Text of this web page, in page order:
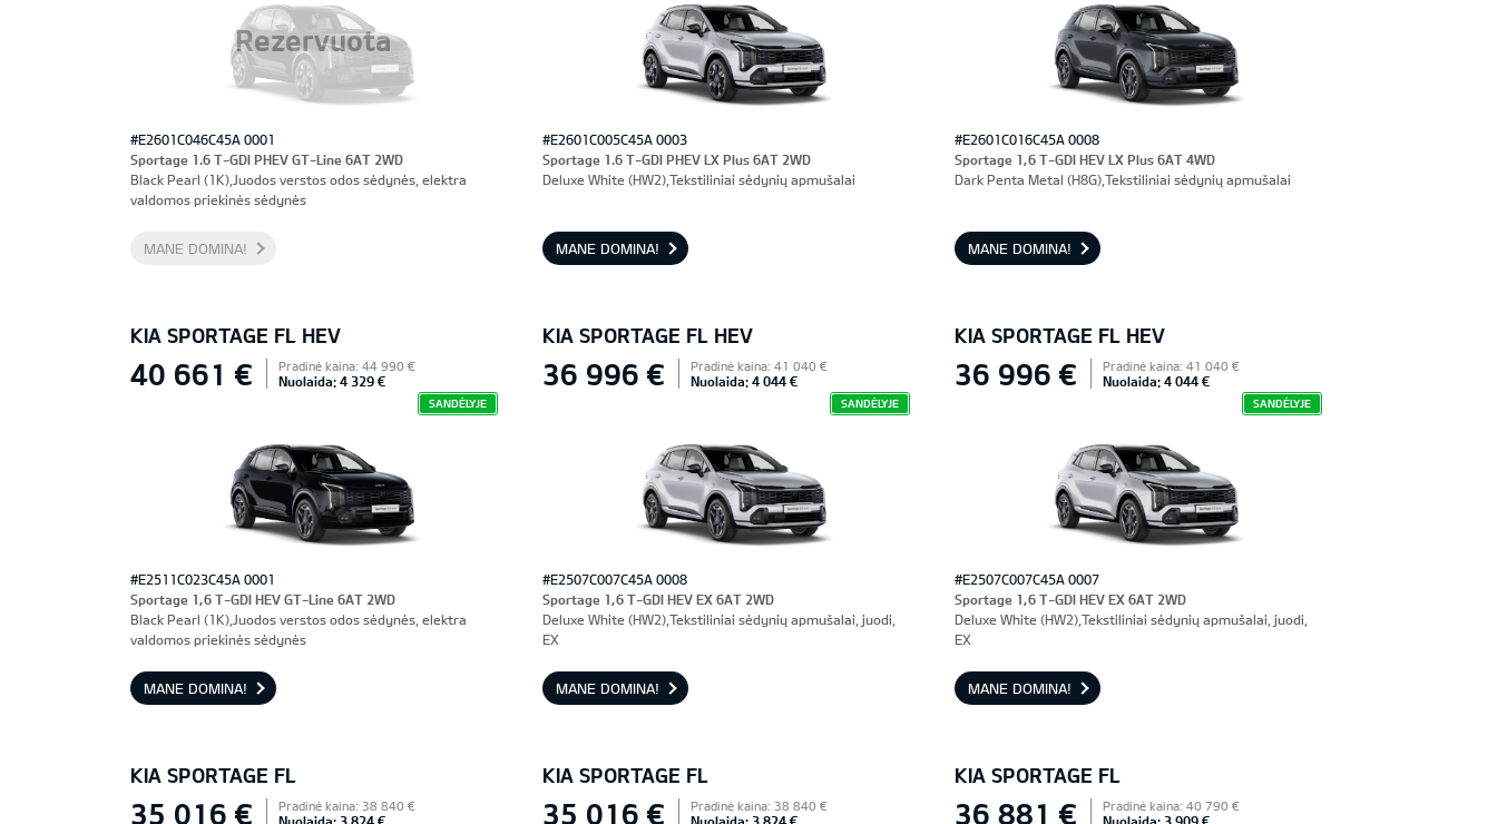
Rezervuota
#E2601C046C45A 0001
Sportage 1.6 T-GDI PHEV GT-Line 6AT 2WD
Black Pearl (1K),Juodos verstos odos sėdynės, elektra
valdomos priekinės sėdynės
MANE DOMINA!
#E2601C005C45A 0003
Sportage 1.6 T-GDI PHEV LX Plus 6AT 2WD
Deluxe White (HW2),Tekstiliniai sėdynių apmušalai
MANE DOMINA!
#E2601C016C45A 0008
Sportage 1,6 T-GDI HEV LX Plus 6AT 4WD
Dark Penta Metal (H8G),Tekstiliniai sėdynių apmušalai
MANE DOMINA!
KIA SPORTAGE FL HEV
40 661 € Pradinė kaina: 44 990 €
Nuolaida: 4 329 €
SANDĖLYJE
#E2511C023C45A 0001
Sportage 1,6 T-GDI HEV GT-Line 6AT 2WD
Black Pearl (1K),Juodos verstos odos sėdynės, elektra
valdomos priekinės sėdynės
MANE DOMINA!
KIA SPORTAGE FL HEV
36 996 € Pradinė kaina: 41 040 €
Nuolaida: 4 044 €
SANDĖLYJE
#E2507C007C45A 0008
Sportage 1,6 T-GDI HEV EX 6AT 2WD
Deluxe White (HW2),Tekstiliniai sėdynių apmušalai, juodi,
EX
MANE DOMINA!
KIA SPORTAGE FL HEV
36 996 € Pradinė kaina: 41 040 €
Nuolaida: 4 044 €
SANDĖLYJE
#E2507C007C45A 0007
Sportage 1,6 T-GDI HEV EX 6AT 2WD
Deluxe White (HW2),Tekstiliniai sėdynių apmušalai, juodi,
EX
MANE DOMINA!
KIA SPORTAGE FL
35 016 € Pradinė kaina: 38 840 €
Nuolaida: 3 824 €
KIA SPORTAGE FL
35 016 € Pradinė kaina: 38 840 €
Nuolaida: 3 824 €
KIA SPORTAGE FL
36 881 € Pradinė kaina: 40 790 €
Nuolaida: 3 909 €